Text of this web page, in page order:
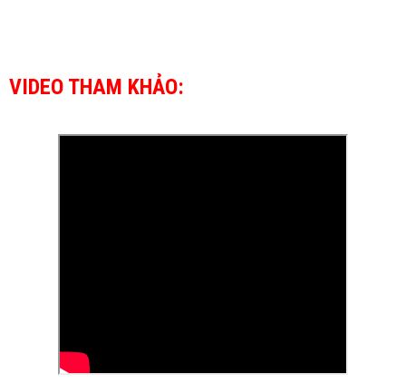
VIDEO THAM KHẢO: